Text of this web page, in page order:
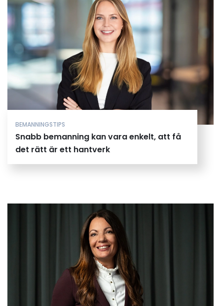
BEMANNINGSTIPS
Snabb bemanning kan vara enkelt, att få
det rätt är ett hantverk